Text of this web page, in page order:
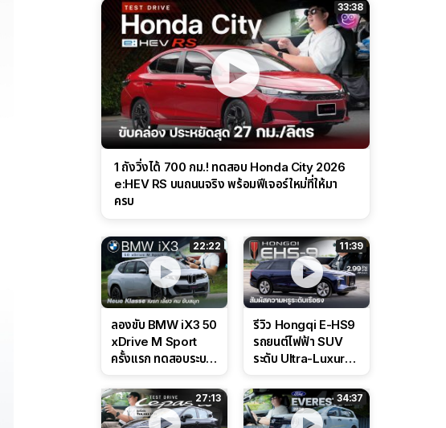
33:38
1 ถังวิ่งได้ 700 กม.! ทดสอบ Honda City 2026
e:HEV RS บนถนนจริง พร้อมฟีเจอร์ใหม่ที่ให้มา
ครบ
22:22
ลองขับ BMW iX3 50
xDrive M Sport
ครั้งแรก ทดสอบระบบ
Performance แบบ
จัดเต็มในสนาม
11:39
รีวิว Hongqi E-HS9
รถยนต์ไฟฟ้า SUV
ระดับ Ultra-Luxury
CDC นุ่มหนึบเหนือ
ระดับ
27:13 34:37